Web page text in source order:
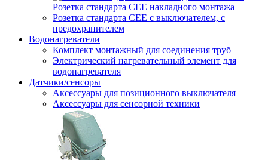
Розетка стандарта СЕЕ накладного монтажа
Розетка стандарта СЕЕ с выключателем, с
предохранителем
Водонагреватели
Комплект монтажный для соединения труб
Электрический нагревательный элемент для
водонагревателя
Датчики/сенсоры
Аксессуары для позиционного выключателя
Аксессуары для сенсорной техники